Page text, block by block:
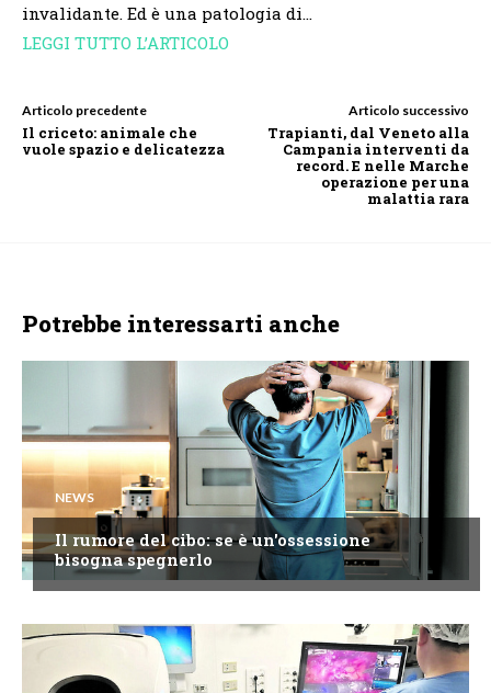
invalidante. Ed è una patologia di…
LEGGI TUTTO L’ARTICOLO
Articolo precedente
Il criceto: animale che
vuole spazio e delicatezza
Articolo successivo
Trapianti, dal Veneto alla
Campania interventi da
record. E nelle Marche
operazione per una
malattia rara
Potrebbe interessarti anche
NEWS
Il rumore del cibo: se è un'ossessione
bisogna spegnerlo